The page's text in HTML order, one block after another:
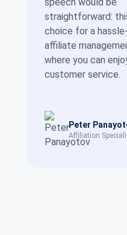
straightforward:
choice for a
affiliate
where you can
customer service.
Peter
Affiliation